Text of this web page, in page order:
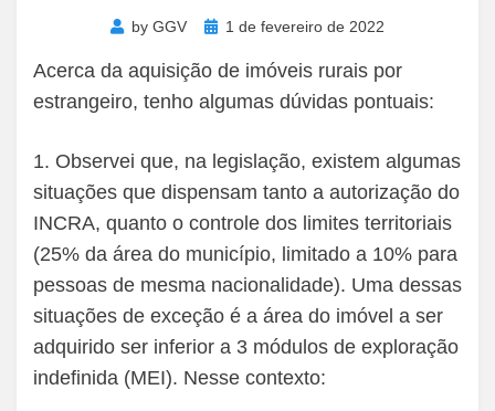
by GGV
Posted1 de fevereiro de 2022
Acerca da aquisição de imóveis rurais por
estrangeiro, tenho algumas dúvidas pontuais:
1. Observei que, na legislação, existem algumas
situações que dispensam tanto a autorização do
INCRA, quanto o controle dos limites territoriais
(25% da área do município, limitado a 10% para
pessoas de mesma nacionalidade). Uma dessas
situações de exceção é a área do imóvel a ser
adquirido ser inferior a 3 módulos de exploração
indefinida (MEI). Nesse contexto: